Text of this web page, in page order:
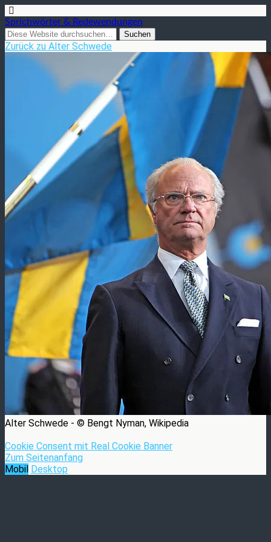
Sprichwörter & Redewendungen
Zurück zu Alter Schwede
Alter Schwede - © Bengt Nyman, Wikipedia
Cookie Consent mit Real Cookie Banner
Zum Seitenanfang
Mobil Desktop